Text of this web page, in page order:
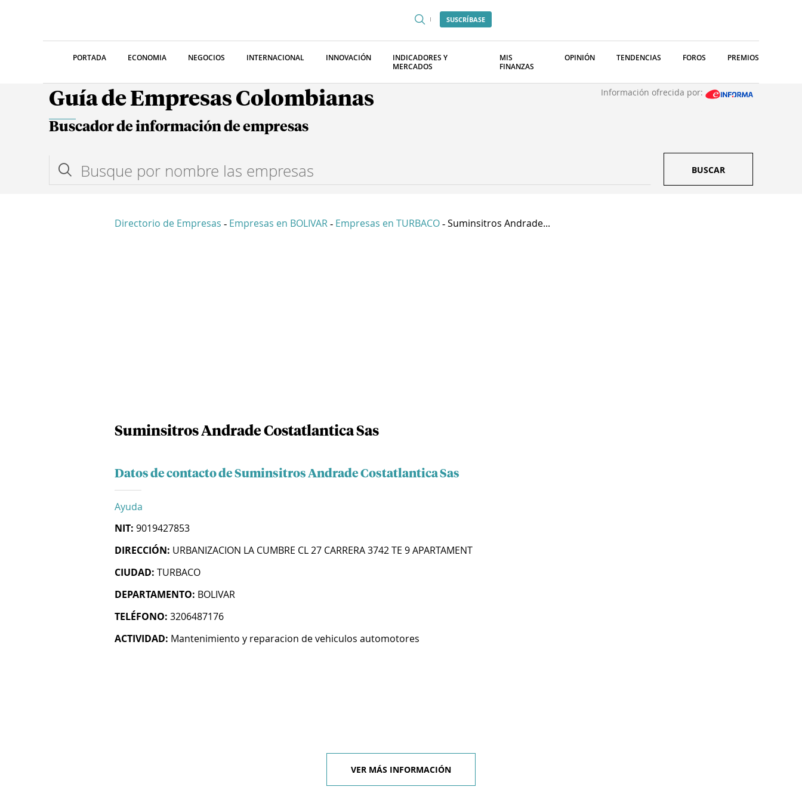
SUSCRÍBASE
PORTADA ECONOMIA NEGOCIOS INTERNACIONAL INNOVACIÓN
INDICADORES Y
MERCADOS
MIS
FINANZAS
OPINIÓN TENDENCIAS FOROS PREMIOS
Guía de Empresas Colombianas Información ofrecida por:
Buscador de información de empresas
BUSCAR
Directorio de Empresas - Empresas en BOLIVAR - Empresas en TURBACO - Suminsitros Andrade...
Suminsitros Andrade Costatlantica Sas
Datos de contacto de Suminsitros Andrade Costatlantica Sas
Ayuda
NIT: 9019427853
DIRECCIÓN: URBANIZACION LA CUMBRE CL 27 CARRERA 3742 TE 9 APARTAMENT
CIUDAD: TURBACO
DEPARTAMENTO: BOLIVAR
TELÉFONO: 3206487176
ACTIVIDAD: Mantenimiento y reparacion de vehiculos automotores
VER MÁS INFORMACIÓN